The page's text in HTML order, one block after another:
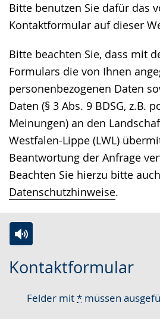
Bitte benutzen Sie dafür das
Kontaktformular auf dieser
Bitte beachten Sie, dass mit
Formulars die von Ihnen
personenbezogenen Daten
Daten (§ 3 Abs. 9 BDSG, z.B.
Meinungen) an den
Westfalen-Lippe (LWL)
Beantwortung der Anfrage
Beachten Sie hierzu bitte
Datenschutzhinweise.
Kontaktformular
Felder mit* müssen
Leichten
wechseln.
Audio-
Video
Deutscher